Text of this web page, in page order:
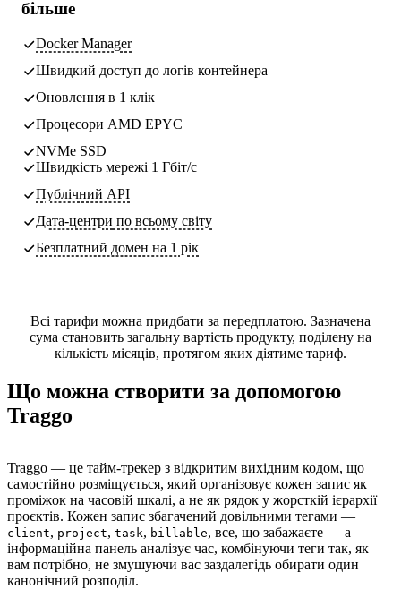
більше
Docker Manager
Швидкий доступ до логів контейнера
Оновлення в 1 клік
Процесори AMD EPYC
NVMe SSD
Швидкість мережі 1 Гбіт/с
Публічний API
Дата-центри по всьому світу
Безплатний домен на 1 рік
Всі тарифи можна придбати за передплатою. Зазначена
сума становить загальну вартість продукту, поділену на
кількість місяців, протягом яких діятиме тариф.
Що можна створити за допомогою
Traggo
Traggo — це тайм-трекер з відкритим вихідним кодом, що
самостійно розміщується, який організовує кожен запис як
проміжок на часовій шкалі, а не як рядок у жорсткій ієрархії
проєктів. Кожен запис збагачений довільними тегами —
client, project, task, billable, все, що забажаєте — а
інформаційна панель аналізує час, комбінуючи теги так, як
вам потрібно, не змушуючи вас заздалегідь обирати один
канонічний розподіл.